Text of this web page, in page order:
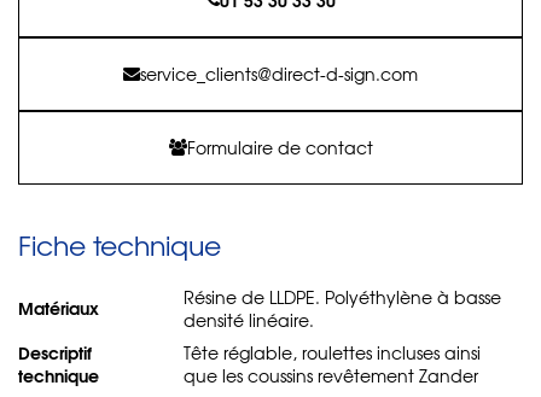
service_clients@direct-d-sign.com
Formulaire de contact
Fiche technique
Matériaux
Résine de LLDPE. Polyéthylène à basse
densité linéaire.
Descriptif
technique
Tête réglable, roulettes incluses ainsi
que les coussins revêtement Zander